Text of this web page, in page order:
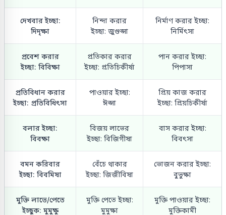
দেখবার ইচ্ছা:
দিদৃক্ষা
নিন্দা করার
ইচ্ছা: জুগুপ্সা
নির্মাণ করার ইচ্ছা:
নির্মিৎসা
প্রবেশ করার
ইচ্ছা: বিবিক্ষা
প্রতিকার করার
ইচ্ছা: প্রতিচিকীর্ষা
পান করার ইচ্ছা:
পিপাসা
প্রতিবিধান করার
ইচ্ছা: প্রতিবিধিৎসা
পাওয়ার ইচ্ছা:
ঈপ্সা
প্রিয় কাজ করার
ইচ্ছা: প্রিয়চিকীর্ষা
বলার ইচ্ছা:
বিবক্ষা
বিজয় লাভের
ইচ্ছা: বিজিগীষা
বাস করার ইচ্ছা:
বিবৎসা
বমন করিবার
ইচ্ছা: বিবমিষা
বেঁচে থাকার
ইচ্ছা: জিজীবিষা
ভোজন করার ইচ্ছা:
বুভুক্ষা
মুক্তি লাভে/পেতে
ইচ্ছুক: মুমুক্ষু
মুক্তি পেতে ইচ্ছা:
মুমুক্ষা
মুক্তি পাওয়ার ইচ্ছা:
মুক্তিকামী